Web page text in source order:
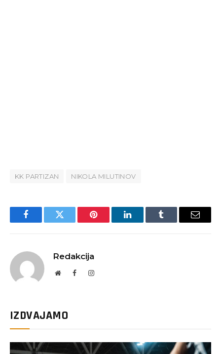
KK PARTIZAN NIKOLA MILUTINOV
FacebookTwitter Pinterest LinkedInTumblr Email
Redakcija
WebsiteFacebookInstagram
IZDVAJAMO